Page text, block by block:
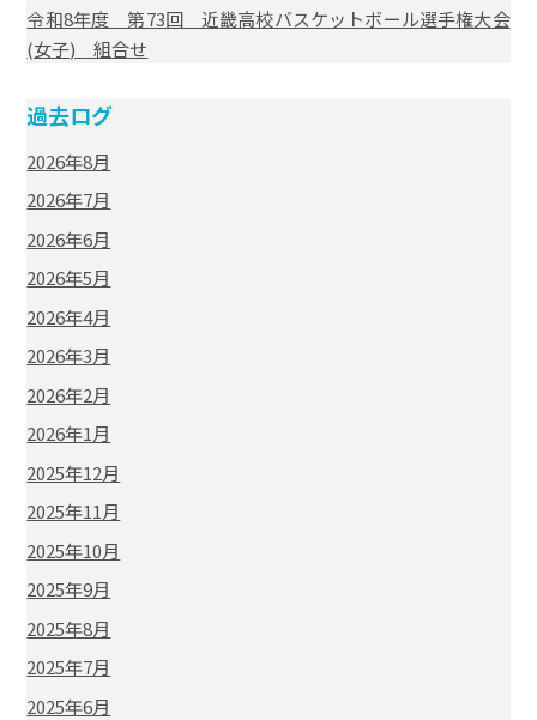
令和8年度 第73回 近畿高校バスケットボール選手権大会
(女子) 組合せ
過去ログ
2026年8月
2026年7月
2026年6月
2026年5月
2026年4月
2026年3月
2026年2月
2026年1月
2025年12月
2025年11月
2025年10月
2025年9月
2025年8月
2025年7月
2025年6月